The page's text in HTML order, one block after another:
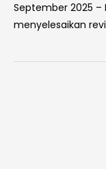
September 2025
menyelesaikan